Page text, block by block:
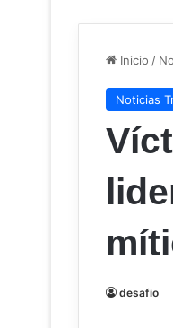
Inicio /
Noticias
desafio